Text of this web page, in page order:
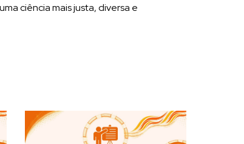
ciência mais justa, diversa e